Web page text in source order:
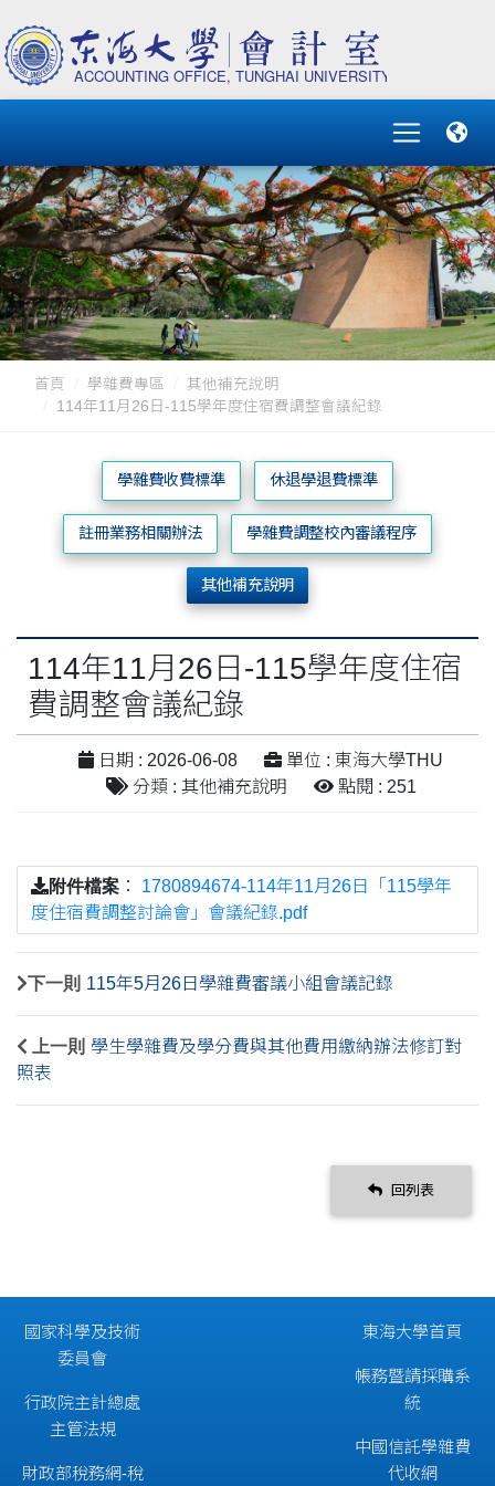
首頁 學雜費專區
其他補充說明
114年11月26日-115學年度住宿費調整會議紀錄
學雜費收費標準 休退學退費標準
註冊業務相關辦法 學雜費調整校內審議程序
其他補充說明
114年11月26日-115學年度住宿
費調整會議紀錄
日期 : 2026-06-08
單位 : 東海大學THU
分類 : 其他補充說明
點閱 : 251
附件檔案 ： 1780894674-114年11月26日「115學年
度住宿費調整討論會」會議紀錄.pdf
下一則 115年5月26日學雜費審議小組會議記錄
上一則 學生學雜費及學分費與其他費用繳納辦法修訂對
照表
回列表
國家科學及技術
委員會
行政院主計總處
主管法規
財政部稅務網-稅
東海大學首頁
帳務暨請採購系
統
中國信託學雜費
代收網